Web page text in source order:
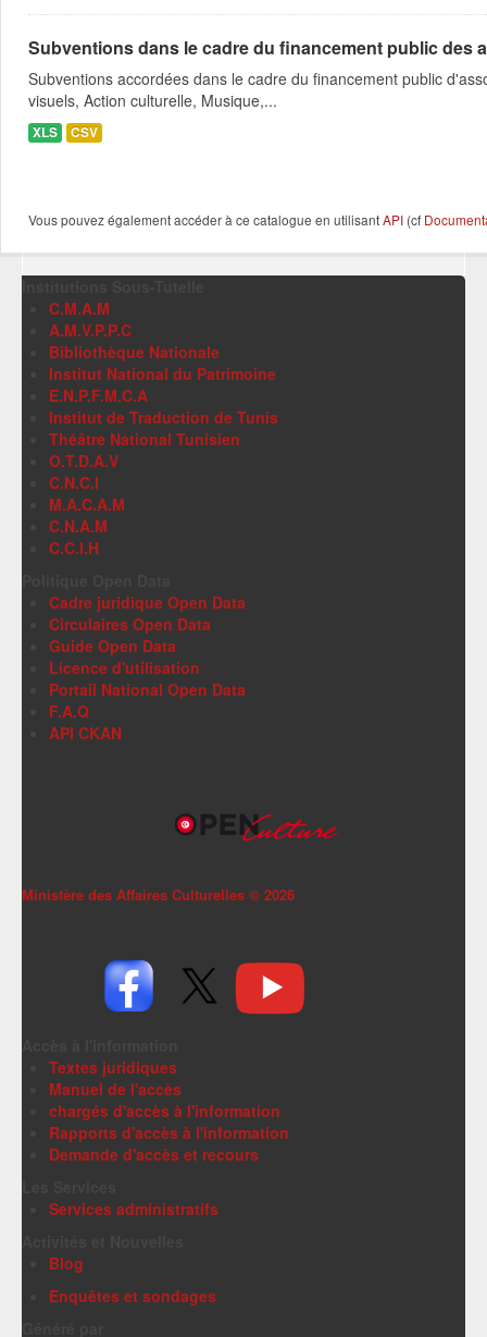
Subventions dans le cadre du financement public des
Subventions accordées dans le cadre du financement public
visuels, Action culturelle, Musique,...
XLS CSV
Vous pouvez également accéder à ce catalogue en utilisantAPI (cf
C.M.A.M
A.M.V.P.P.C
Bibliothèque Nationale
Institut National du Patrimoine
E.N.P.F.M.C.A
Institut de Traduction de Tunis
Théâtre National Tunisien
O.T.D.A.V
C.N.C.I
M.A.C.A.M
C.N.A.M
C.C.I.H
Cadre juridique Open Data
Circulaires Open Data
Guide Open Data
Licence d'utilisation
Portail National Open Data
F.A.Q
API CKAN
Ministère des Affaires Culturelles © 2026
Textes juridiques
Manuel de l'accès
chargés d'accès à l'information
Rapports d'accès à l'information
Demande d'accès et recours
Services administratifs
Blog
Enquêtes et sondages